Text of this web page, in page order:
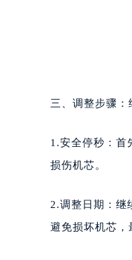
三、调整步骤：
1.安全停秒：首
损伤机芯。
2.调整日期：继
避免损坏机芯，